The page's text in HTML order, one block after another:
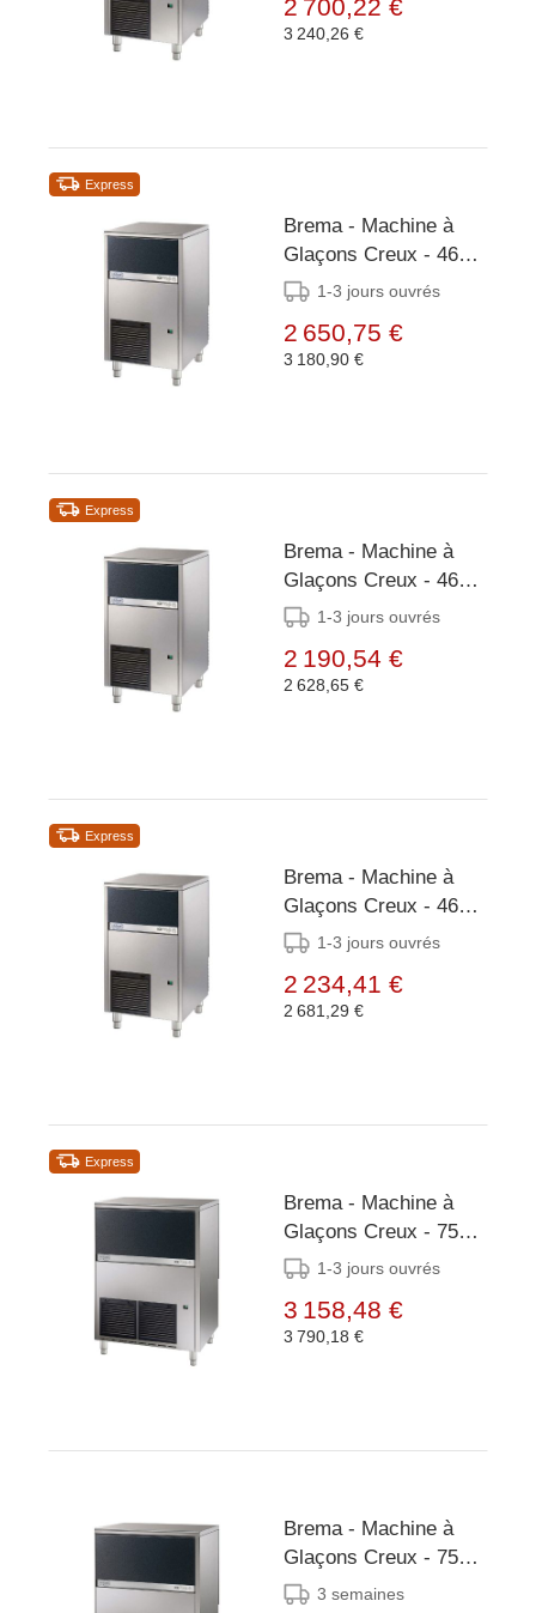
2 700,22 €
3 240,26 €
Express
Brema - Machine à
Glaçons Creux - 46
kg/24h - Réserve 20kg
1-3 jours ouvrés
2 650,75 €
3 180,90 €
Express
Brema - Machine à
Glaçons Creux - 46
kg/24h - Réserve 20kg
1-3 jours ouvrés
2 190,54 €
2 628,65 €
Express
Brema - Machine à
Glaçons Creux - 46
kg/24h - Réserve 20kg
1-3 jours ouvrés
2 234,41 €
2 681,29 €
Express
Brema - Machine à
Glaçons Creux - 75
kg/24h - Réserve 30
Air/Eau
1-3 jours ouvrés
3 158,48 €
3 790,18 €
Brema - Machine à
Glaçons Creux - 75
kg/24h - Réserve 30
3 semaines